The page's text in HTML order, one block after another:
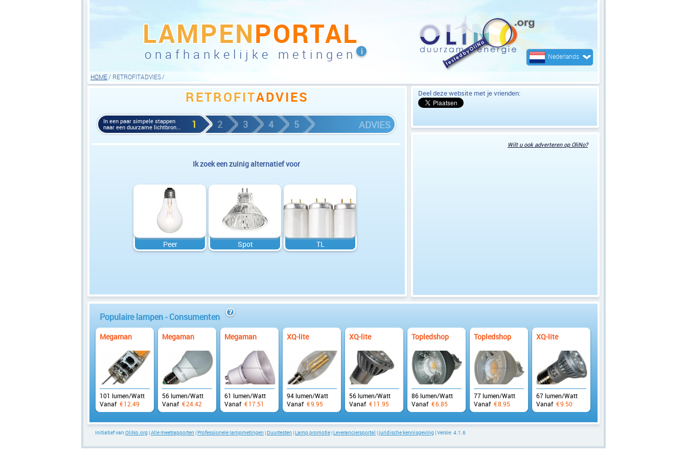
LAMPENPORTAL
onafhankelijke metingen Nederlands
HOME RETROFITADVIES
RETROFITADVIES
In een paar simpele stappen
naar een duurzame lichtbron...
1 2 3 4 5 ADVIES
Ik zoek een zuinig alternatief voor
Peer Spot TL
Deel deze website met je vrienden:
Wilt u ook adverteren op OliNo?
Populaire lampen - Consumenten info
Megaman
101 lumen/Watt
Vanaf €12.49
Megaman
56 lumen/Watt
Vanaf €24.42
Megaman
61 lumen/Watt
Vanaf €17.51
XQ-lite
94 lumen/Watt
Vanaf €9.95
XQ-lite
56 lumen/Watt
Vanaf €11.95
Topledshop
86 lumen/Watt
Vanaf €6.85
Topledshop
77 lumen/Watt
Vanaf €8.95
XQ-lite
67 lumen/Watt
Vanaf €9.50
Initiatief van OliNo.org |Alle meetrapporten |Professionele lampmetingen |Duurtesten |Lamp promotie|Leveranciersportal |juridische kennisgeving | Versie: 4.1.6